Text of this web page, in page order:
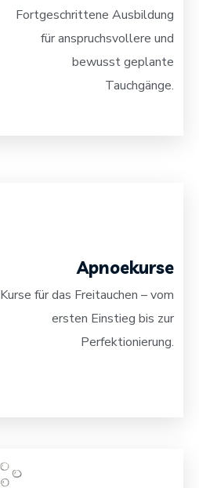
Fortgeschrittene Ausbildung
für anspruchsvollere und
bewusst geplante
Tauchgänge.
Apnoekurse
Kurse für das Freitauchen – vom
ersten Einstieg bis zur
Perfektionierung.